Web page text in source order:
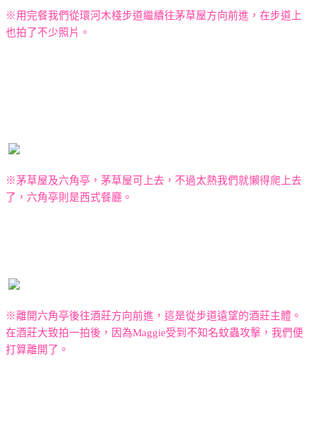
※用完餐我們從環河木棧步道繼續往茅草屋方向前進，在步道上
也拍了不少照片。
※茅草屋及六角亭，茅草屋可上去，不過太熱我們就懶得爬上去
了，六角亭則是西式餐廳。
※離開六角亭後往酒莊方向前進，這是從步道遠望的酒莊主體。
在酒莊大致拍一拍後，因為Maggie受到不知名蚊蟲攻擊，我們便
打算離開了。